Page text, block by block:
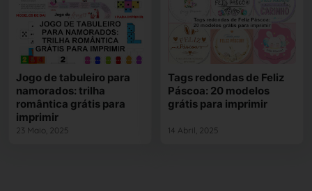
Jogo de tabuleiro para
namorados: trilha
romântica grátis para
imprimir
23 Maio, 2025
Tags redondas de Feliz
Páscoa: 20 modelos
grátis para imprimir
14 Abril, 2025